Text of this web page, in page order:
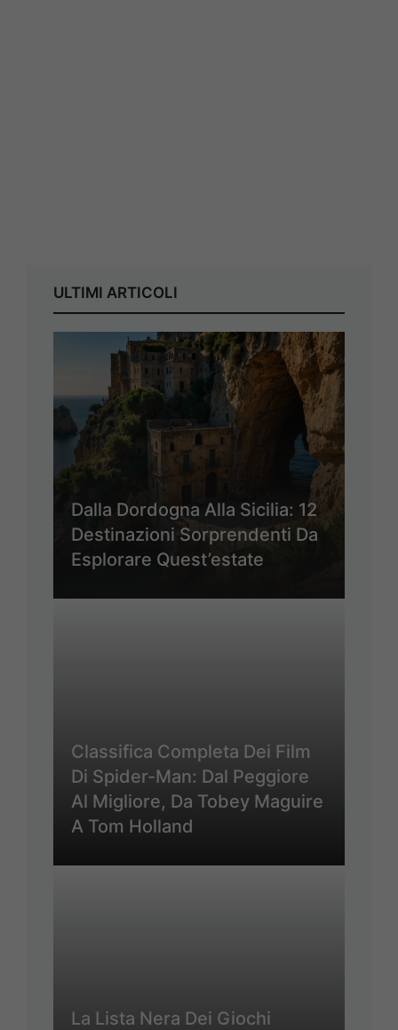
ULTIMI ARTICOLI
Dalla Dordogna Alla Sicilia: 12
Destinazioni Sorprendenti Da
Esplorare Quest’estate
Classifica Completa Dei Film
Di Spider-Man: Dal Peggiore
Al Migliore, Da Tobey Maguire
A Tom Holland
La Lista Nera Dei Giochi